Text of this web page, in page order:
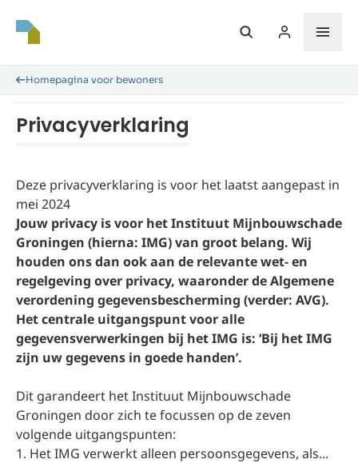
Homepagina voor bewoners
Privacyverklaring
Deze privacyverklaring is voor het laatst aangepast in
mei 2024
Jouw privacy is voor het Instituut Mijnbouwschade
Groningen (hierna: IMG) van groot belang. Wij
houden ons dan ook aan de relevante wet- en
regelgeving over privacy, waaronder de Algemene
verordening gegevensbescherming (verder: AVG).
Het centrale uitgangspunt voor alle
gegevensverwerkingen bij het IMG is: ‘Bij het IMG
zijn uw gegevens in goede handen’.
Dit garandeert het Instituut Mijnbouwschade
Groningen door zich te focussen op de zeven
volgende uitgangspunten:
1. Het IMG verwerkt alleen persoonsgegevens, als...